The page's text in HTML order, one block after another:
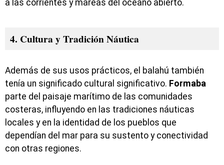
a las corrientes y mareas del océano abierto.
4. Cultura y Tradición Náutica
Además de sus usos prácticos, el balahú también
tenía un significado cultural significativo. Formaba
parte del paisaje marítimo de las comunidades
costeras, influyendo en las tradiciones náuticas
locales y en la identidad de los pueblos que
dependían del mar para su sustento y conectividad
con otras regiones.